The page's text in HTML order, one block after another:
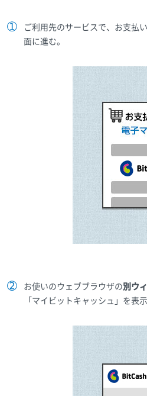
ご利用先のサービスで、お支払
面に進む。
お使いのウェブブラウザの別ウ
「マイビットキャッシュ」を表示